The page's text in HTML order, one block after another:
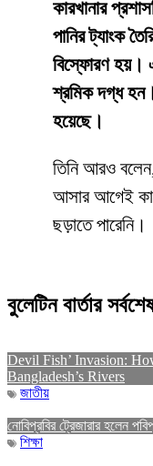
কারখানার
পানির ট্যাংক
বিস্ফোরণ হয়।
শ্রমিক দগ্ধ
হয়েছে।
তিনি আরও বলেন,
আসার আগেই
ছড়াতে পারেনি।
বুলেটিন বার্তার
Devil Fish’ Invasion:
Bangladesh’s Rivers
জাতীয়
নোবিপ্রবির ট্রেজারার হলেন
শিক্ষা